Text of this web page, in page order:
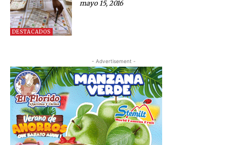
DESTACADOS
mayo 15, 2016
- Advertisement -